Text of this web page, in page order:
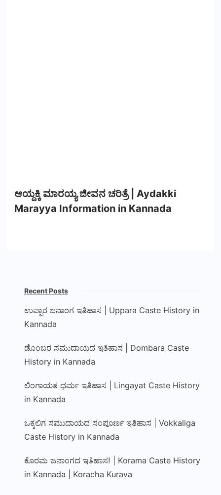
ಆಯ್ದಕ್ಕಿ ಮಾರಯ್ಯ ಜೀವನ ಚರಿತ್ರೆ | Aydakki
Marayya Information in Kannada
Recent Posts
ಉಪ್ಪಾರ ಜನಾಂಗ ಇತಿಹಾಸ | Uppara Caste History in
Kannada
ಡೊಂಬರ ಸಮುದಾಯದ ಇತಿಹಾಸ | Dombara Caste
History in Kannada
ಲಿಂಗಾಯತ ಧರ್ಮ ಇತಿಹಾಸ | Lingayat Caste History
in Kannada
ಒಕ್ಕಲಿಗ ಸಮುದಾಯದ ಸಂಪೂರ್ಣ ಇತಿಹಾಸ | Vokkaliga
Caste History in Kannada
ಕೊರಮ ಜನಾಂಗದ ಇತಿಹಾಸ! | Korama Caste History
in Kannada | Koracha Kurava